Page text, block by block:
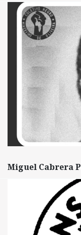
Miguel Cabrera